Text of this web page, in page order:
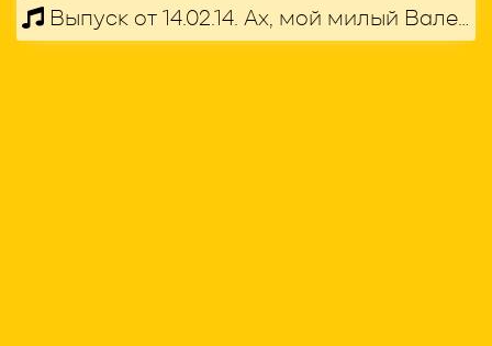
Выпуск от 14.02.14. Ах, мой милый Валентин